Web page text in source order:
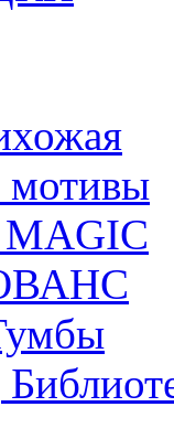
мотивы
MAGIС